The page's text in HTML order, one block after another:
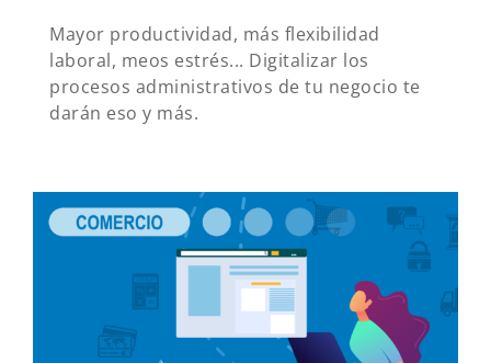
Mayor productividad, más flexibilidad
laboral, meos estrés... Digitalizar los
procesos administrativos de tu negocio te
darán eso y más.